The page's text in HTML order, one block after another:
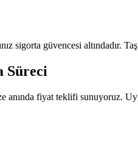
sigorta güvencesi altındadır.
Süreci
anında fiyat teklifi sunuyoruz.